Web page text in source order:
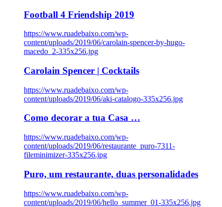
Football 4 Friendship 2019
https://www.ruadebaixo.com/wp-
content/uploads/2019/06/carolain-spencer-by-hugo-
macedo_2-335x256.jpg
Carolain Spencer | Cocktails
https://www.ruadebaixo.com/wp-
content/uploads/2019/06/aki-catalogo-335x256.jpg
Como decorar a tua Casa …
https://www.ruadebaixo.com/wp-
content/uploads/2019/06/restaurante_puro-7311-
fileminimizer-335x256.jpg
Puro, um restaurante, duas personalidades
https://www.ruadebaixo.com/wp-
content/uploads/2019/06/hello_summer_01-335x256.jpg